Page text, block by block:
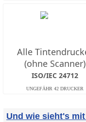
Alle
(ohne Scanner)
ISO/IEC 24712
Und wie sieht's